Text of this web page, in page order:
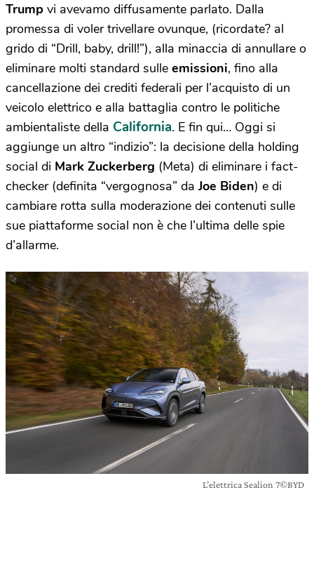
Trump vi avevamo diffusamente parlato. Dalla
promessa di voler trivellare ovunque, (ricordate? al
grido di “Drill, baby, drill!”), alla minaccia di annullare o
eliminare molti standard sulle emissioni, fino alla
cancellazione dei crediti federali per l’acquisto di un
veicolo elettrico e alla battaglia contro le politiche
ambientaliste della California. E fin qui… Oggi si
aggiunge un altro “indizio”: la decisione della holding
social di Mark Zuckerberg (Meta) di eliminare i fact-
checker (definita “vergognosa” daJoe Biden) e di
cambiare rotta sulla moderazione dei contenuti sulle
sue piattaforme social non è che l’ultima delle spie
d’allarme.
L’elettrica Sealion 7©BYD